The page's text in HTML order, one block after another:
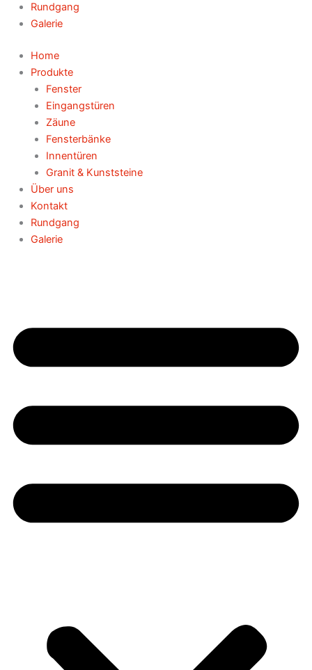
Rundgang
Galerie
Home
Produkte
Fenster
Eingangstüren
Zäune
Fensterbänke
Innentüren
Granit & Kunststeine
Über uns
Kontakt
Rundgang
Galerie